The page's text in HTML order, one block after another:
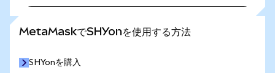
MetaMaskでSHYonを使用する方法
SHYonを購入